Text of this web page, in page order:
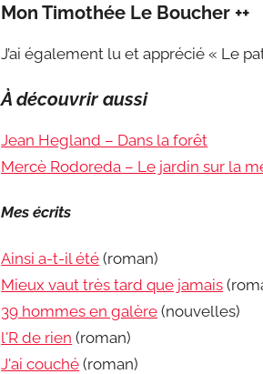
Mon Timothée Le Boucher ++
J’ai également lu et apprécié « Le
À découvrir aussi
Jean Hegland – Dans la forêt
Mercè Rodoreda – Le jardin sur la
Mes écrits
Ainsi a-t-il été (roman)
Mieux vaut très tard que jamais
39 hommes en galère (nouvelles)
l'R de rien (roman)
J'ai couché (roman)